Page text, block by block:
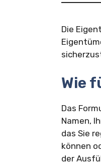
Die
Wie
Das
Namen,
das Sie
können
der